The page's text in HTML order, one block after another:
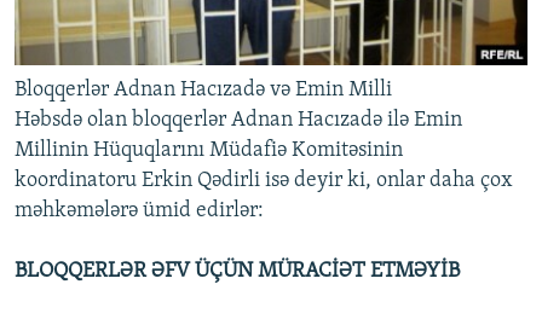
Bloqqerlər Adnan Hacızadə və Emin Milli
Həbsdə olan bloqqerlər Adnan Hacızadə ilə Emin
Millinin Hüquqlarını Müdafiə Komitəsinin
koordinatoru Erkin Qədirli isə deyir ki, onlar daha çox
məhkəmələrə ümid edirlər:
BLOQQERLƏR ƏFV ÜÇÜN MÜRACİƏT ETMƏYİB